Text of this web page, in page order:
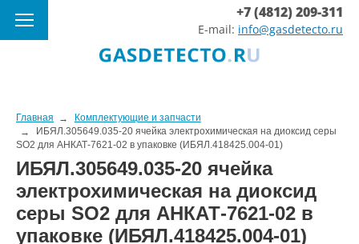
+7 (4812) 209-311
E-mail: info@gasdetecto.ru
Главная
Комплектующие и запчасти
ИБЯЛ.305649.035-20 ячейка электрохимическая на диоксид серы
SO2 для АНКАТ-7621-02 в упаковке (ИБЯЛ.418425.004-01)
ИБЯЛ.305649.035-20 ячейка
электрохимическая на диоксид
серы SO2 для АНКАТ-7621-02 в
упаковке (ИБЯЛ.418425.004-01)